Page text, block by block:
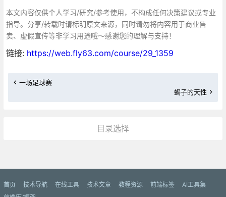
本文内容仅供个人学习/研究/参考使用，不构成任何决策建议或专业
指导。分享/转载时请标明原文来源，同时请勿将内容用于商业售
卖、虚假宣传等非学习用途哦～感谢您的理解与支持！
链接: https://web.fly63.com/course/29_1359
一场足球赛
蝎子的天性
目录选择
首页 技术导航 在线工具 技术文章 教程资源 前端标签
AI工具集